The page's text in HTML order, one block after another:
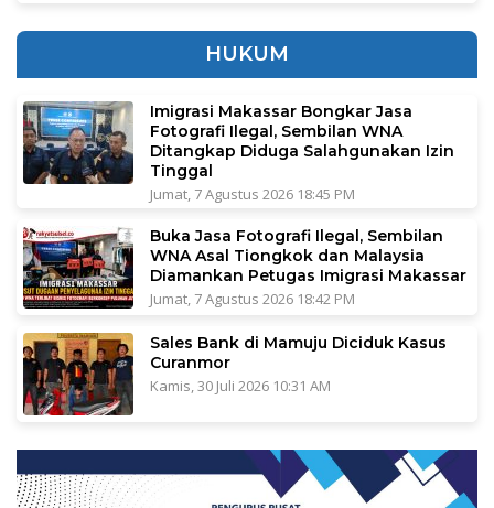
HUKUM
Imigrasi Makassar Bongkar Jasa
Fotografi Ilegal, Sembilan WNA
Ditangkap Diduga Salahgunakan Izin
Tinggal
Jumat, 7 Agustus 2026 18:45 PM
Buka Jasa Fotografi Ilegal, Sembilan
WNA Asal Tiongkok dan Malaysia
Diamankan Petugas Imigrasi Makassar
Jumat, 7 Agustus 2026 18:42 PM
Sales Bank di Mamuju Diciduk Kasus
Curanmor
Kamis, 30 Juli 2026 10:31 AM